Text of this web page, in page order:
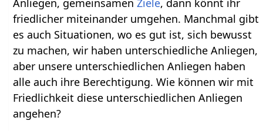
Anliegen, gemeinsamenZiele, dann könnt ihr
friedlicher miteinander umgehen. Manchmal gibt
es auch Situationen, wo es gut ist, sich bewusst
zu machen, wir haben unterschiedliche Anliegen,
aber unsere unterschiedlichen Anliegen haben
alle auch ihre Berechtigung. Wie können wir mit
Friedlichkeit diese unterschiedlichen Anliegen
angehen?